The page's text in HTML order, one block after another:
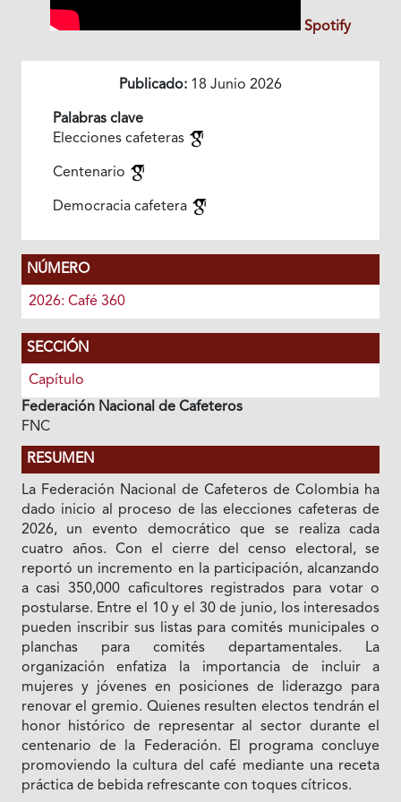
Spotify
Publicado: 18 Junio 2026
Palabras clave
Elecciones cafeteras
Centenario
Democracia cafetera
NÚMERO
2026: Café 360
SECCIÓN
Capítulo
Federación Nacional de Cafeteros
FNC
RESUMEN
La Federación Nacional de Cafeteros de Colombia ha
dado inicio al proceso de las elecciones cafeteras de
2026, un evento democrático que se realiza cada
cuatro años. Con el cierre del censo electoral, se
reportó un incremento en la participación, alcanzando
a casi 350,000 caficultores registrados para votar o
postularse. Entre el 10 y el 30 de junio, los interesados
pueden inscribir sus listas para comités municipales o
planchas para comités departamentales. La
organización enfatiza la importancia de incluir a
mujeres y jóvenes en posiciones de liderazgo para
renovar el gremio. Quienes resulten electos tendrán el
honor histórico de representar al sector durante el
centenario de la Federación. El programa concluye
promoviendo la cultura del café mediante una receta
práctica de bebida refrescante con toques cítricos.